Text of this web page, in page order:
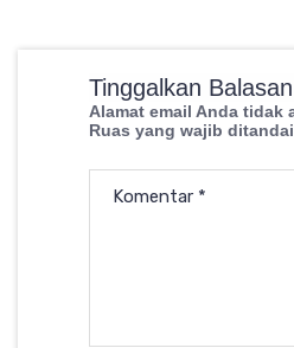
Tinggalkan Balasan
Alamat email Anda tidak
Ruas yang wajib ditandai
Komentar *